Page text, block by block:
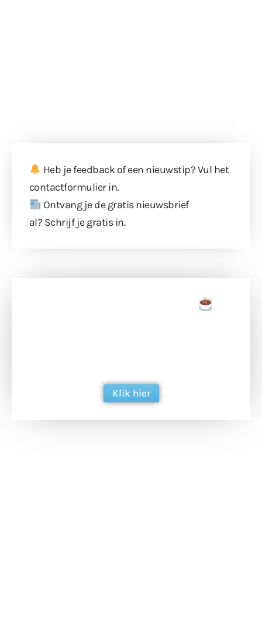
Heb je feedback of een nieuwstip? Vul het
contactformulierin.
Ontvang je de gratis nieuwsbrief
al? Schrijf je gratis in.
Klik hier